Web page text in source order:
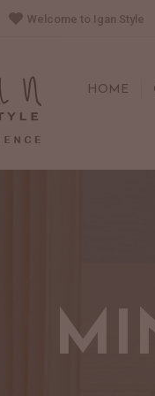
Welcome to Igan Style
HOME